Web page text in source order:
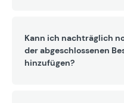
Kann ich nachträglich
der abgeschlossenen
hinzufügen?